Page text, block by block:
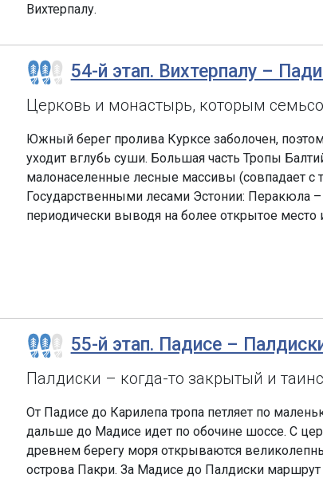
Вихтерпалу.
54-й этап. Вихтерпалу –
Церковь и монастырь, которым
Южный берег пролива Курксе заболочен,
уходит вглубь суши. Большая часть Тропы
малонаселенные лесные массивы (совпадает с
Государственными лесами Эстонии: Перакюла
периодически выводя на более открытое место
55-й этап. Падисе –
Палдиски – когда-то закрытый и
От Падисе до Карилепа тропа петляет по
дальше до Мадисе идет по обочине шоссе. С
древнем берегу моря открываются
острова Пакри. За Мадисе до Палдиски